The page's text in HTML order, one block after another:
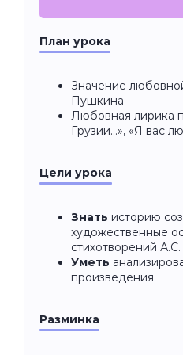
План урока
Значение
Пушкина
Любовная лирика
Грузии...», «Я вас
Цели урока
Знать историю
художественные
стихотворений
Уметь
произведения
Разминка